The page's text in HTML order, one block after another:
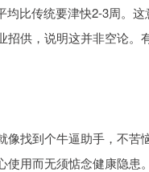
均比传统要津快2-3周。这
招供，说明这并非空论。
像找到个牛逼助手，不苦
用而无须惦念健康隐患。